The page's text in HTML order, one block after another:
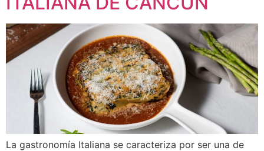
La gastronomía Italiana se caracteriza por ser una de